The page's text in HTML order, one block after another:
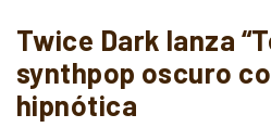
Twice Dark lanza
synthpop oscuro
hipnótica